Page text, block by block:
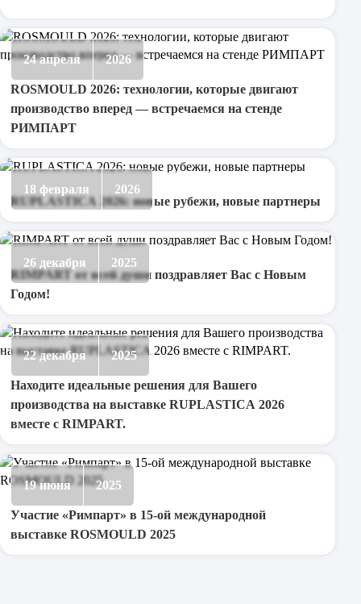
24 апреля 2026
ROSMOULD 2026: технологии, которые двигают
производство вперед — встречаемся на стенде
РИМПАРТ
18 февраля
2026
RUPLASTICA 2026: новые рубежи, новые партнеры
26 декабря
2025
RIMPART от всей души поздравляет Вас с Новым
Годом!
22 декабря 2025
Находите идеальные решения для Вашего
производства на выставке RUPLASTICA 2026
вместе с RIMPART.
19 июня 2025
Участие «Римпарт» в 15-ой международной
выставке ROSMOULD 2025